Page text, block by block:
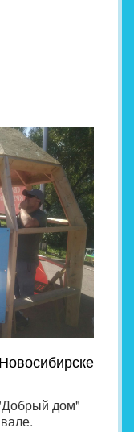
дом"